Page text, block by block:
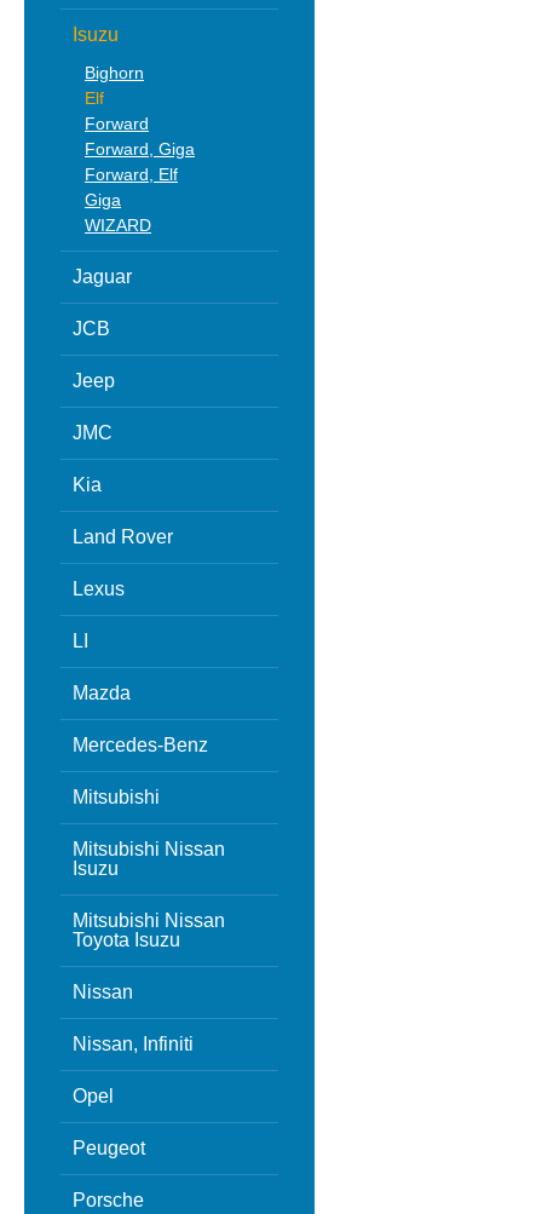
Isuzu
Bighorn
Elf
Forward
Forward, Giga
Forward, Elf
Giga
WIZARD
Jaguar
JCB
Jeep
JMC
Kia
Land Rover
Lexus
LI
Mazda
Mercedes-Benz
Mitsubishi
Mitsubishi Nissan
Isuzu
Mitsubishi Nissan
Toyota Isuzu
Nissan
Nissan, Infiniti
Opel
Peugeot
Porsche